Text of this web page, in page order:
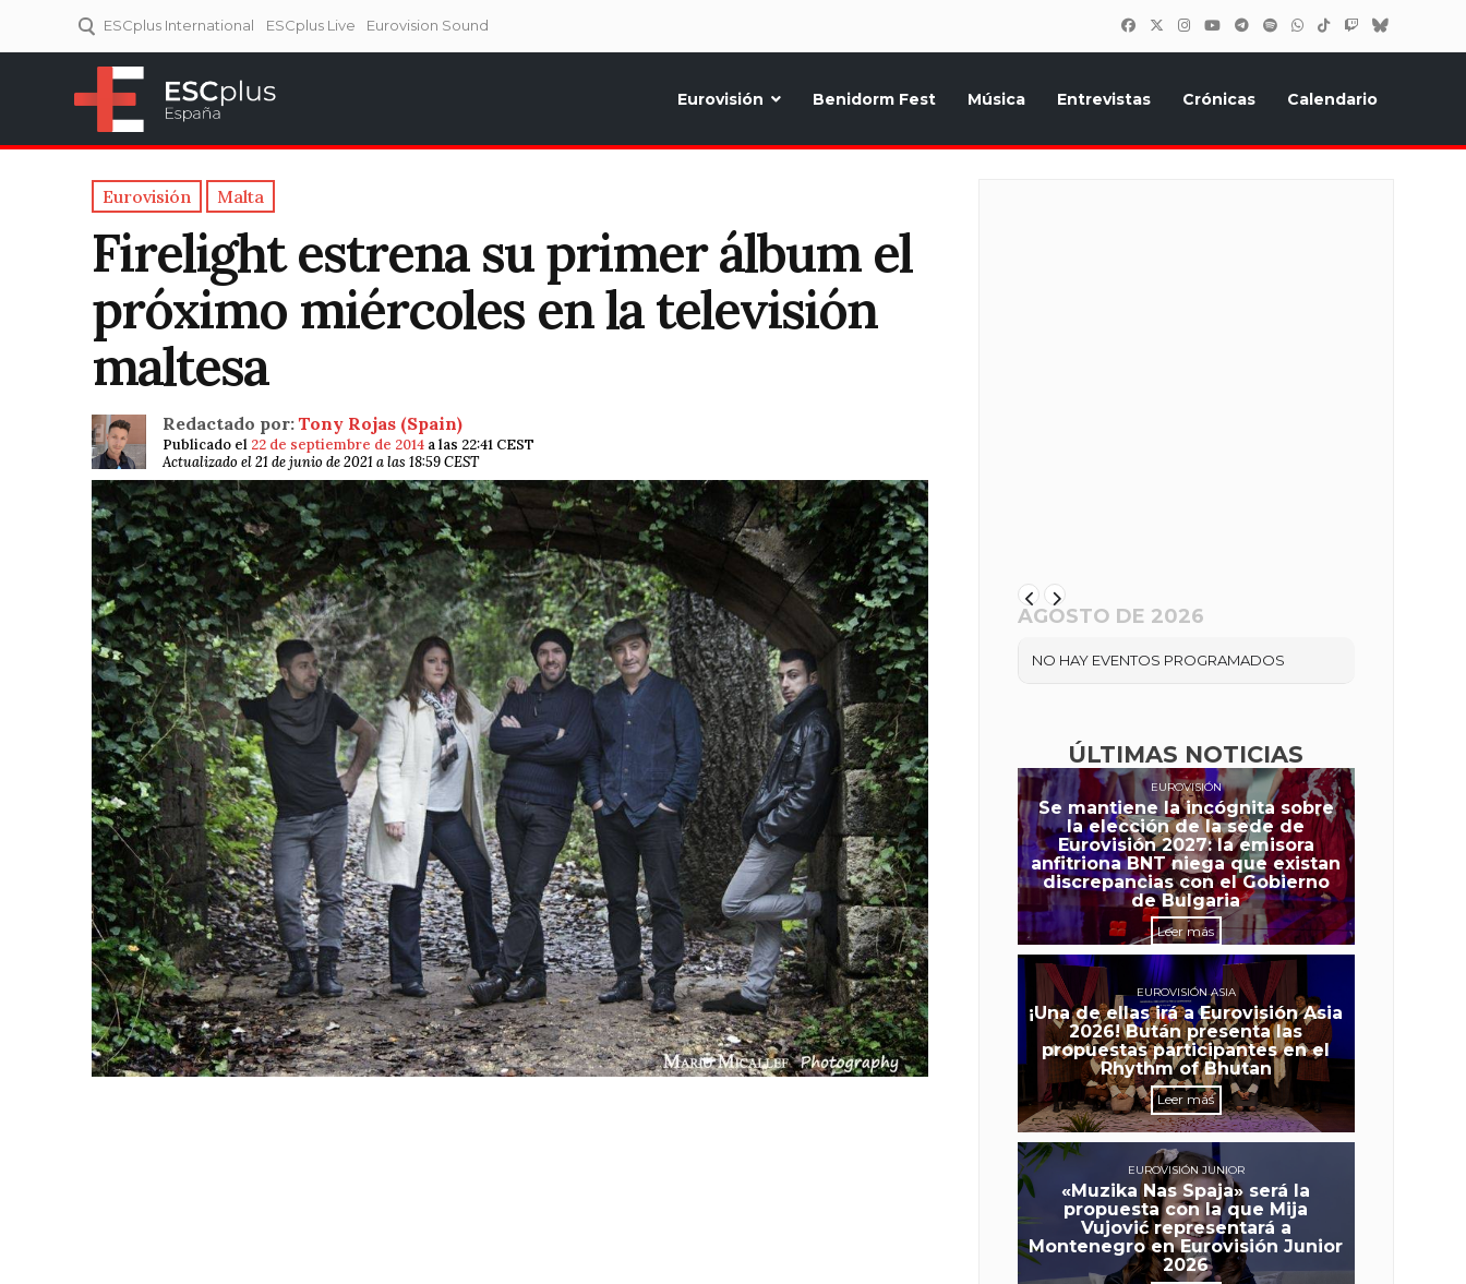
ESCplus International ESCplus Live Eurovision Sound
Eurovisión Benidorm Fest Música Entrevistas Crónicas Calendario
Eurovisión Malta
Firelight estrena su primer álbum el
próximo miércoles en la televisión
maltesa
Redactado por: Tony Rojas (Spain)
Publicado el 22 de septiembre de 2014 a las 22:41 CEST
Actualizado el 21 de junio de 2021 a las 18:59 CEST
AGOSTO DE 2026
NO HAY EVENTOS PROGRAMADOS
ÚLTIMAS NOTICIAS
EUROVISIÓN
Se mantiene la incógnita sobre
la elección de la sede de
Eurovisión 2027: la emisora
anfitriona BNT niega que existan
discrepancias con el Gobierno
de Bulgaria
Leer más
EUROVISIÓN ASIA
¡Una de ellas irá a Eurovisión Asia
2026! Bután presenta las
propuestas participantes en el
Rhythm of Bhutan
Leer más
EUROVISIÓN JUNIOR
«Muzika Nas Spaja» será la
propuesta con la que Mija
Vujović representará a
Montenegro en Eurovisión Junior
2026